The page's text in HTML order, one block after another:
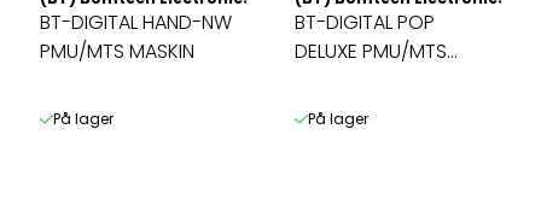
BT-DIGITAL HAND-NW
PMU/MTS MASKIN
På lager
BT-DIGITAL POP
DELUXE PMU/MTS
På lager